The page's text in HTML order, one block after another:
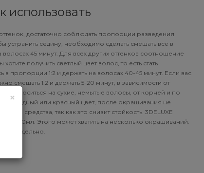
использовать
достаточно соблюдать пропорции разведения
устранить седину, необходимо сделать смешать все в
волосах 45 минут. Для всех других оттенков соотношение
получить светлый цвет волос, то есть стать
в пропорции 1:2 и держать на волосах 40-45 минут. Если вас
смешать 1:2 и держать 5-20 минут, в зависимости от
наноситься на сухие, немытые волосы, от корней и по
в медный или красный цвет, после окрашивания не
средства, так как это снизит стойкость. 3DELUXE
в 100мл. Этого может хватить на несколько окрашиваний.
отдельно.
×